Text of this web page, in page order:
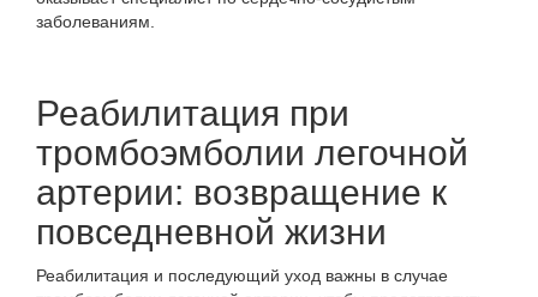
заболеваниям.
Реабилитация при
тромбоэмболии легочной
артерии: возвращение к
повседневной жизни
Реабилитация и последующий уход важны в случае